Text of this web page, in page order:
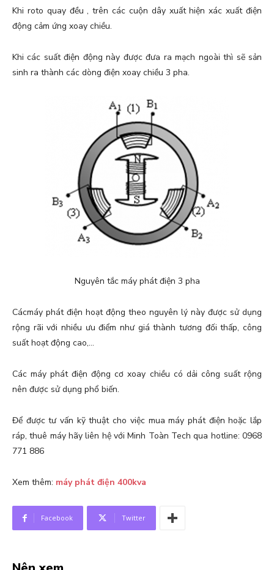
Khi roto quay đều , trên các cuộn dây xuất hiện xác xuất điện
động cảm ứng xoay chiều.
Khi các suất điện động này được đưa ra mạch ngoài thì sẽ sản
sinh ra thành các dòng điện xoay chiều 3 pha.
Nguyên tắc máy phát điện 3 pha
Cácmáy phát điện hoạt động theo nguyên lý này được sử dụng
rộng rãi với nhiều ưu điểm như giá thành tương đối thấp, công
suất hoạt động cao,…
Các máy phát điện động cơ xoay chiều có dải công suất rộng
nên được sử dụng phổ biến.
Để được tư vấn kỹ thuật cho việc mua máy phát điện hoặc lắp
ráp, thuê máy hãy liên hệ với Minh Toàn Tech qua hotline: 0968
771 886
Xem thêm: máy phát điện 400kva
Facebook Twitter